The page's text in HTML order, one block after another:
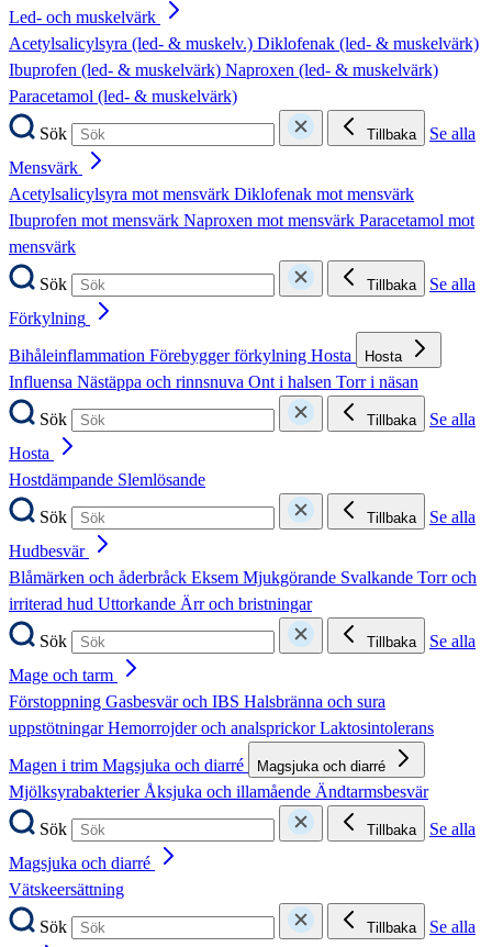
Led- och muskelvärk
Acetylsalicylsyra (led- & muskelv.) Diklofenak (led- & muskelvärk)
Ibuprofen (led- & muskelvärk) Naproxen (led- & muskelvärk)
Paracetamol (led- & muskelvärk)
Sök
Tillbaka
Se alla
Mensvärk
Acetylsalicylsyra mot mensvärk Diklofenak mot mensvärk
Ibuprofen mot mensvärk Naproxen mot mensvärk Paracetamol mot
mensvärk
Sök
Tillbaka
Se alla
Förkylning
Bihåleinflammation Förebygger förkylning Hosta Hosta
Influensa Nästäppa och rinnsnuva Ont i halsen Torr i näsan
Sök
Tillbaka
Se alla
Hosta
Hostdämpande Slemlösande
Sök
Tillbaka
Se alla
Hudbesvär
Blåmärken och åderbråck Eksem Mjukgörande Svalkande Torr och
irriterad hud Uttorkande Ärr och bristningar
Sök
Tillbaka
Se alla
Mage och tarm
Förstoppning Gasbesvär och IBS Halsbränna och sura
uppstötningarHemorrojder och analsprickorLaktosintolerans
Magen i trim Magsjuka och diarré Magsjuka och diarré
MjölksyrabakterierÅksjuka och illamående Ändtarmsbesvär
Sök
Tillbaka
Se alla
Magsjuka och diarré
Vätskeersättning
Sök
Tillbaka
Se alla